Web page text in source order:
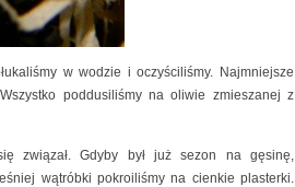
w wodzie i oczyściliśmy. Najmniejsze
poddusiliśmy na oliwie zmieszanej z
związał. Gdyby był już sezon na gęsinę,
wątróbki pokroiliśmy na cienkie plasterki.